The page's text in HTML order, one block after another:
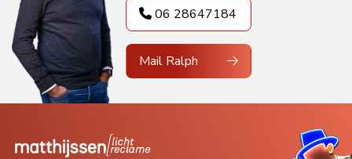
06 28647184
Mail Ralph